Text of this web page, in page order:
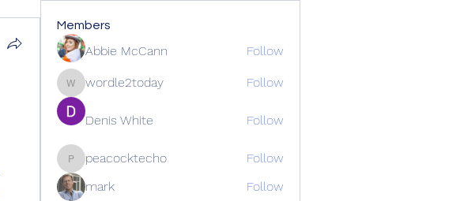
Members
Abbie McCann Follow
wordle2today
wordle2today Follow
Denis White Follow
peacocktecho
peacocktecho
Follow
mark
Follow